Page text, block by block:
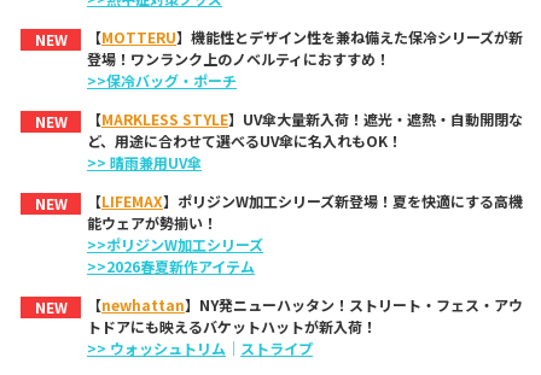
NEW
【MOTTERU】機能性とデザイン性を兼ね備えた保冷シリーズが新
登場！ワンランク上のノベルティにおすすめ！
>>保冷バッグ・ポーチ
NEW
【MARKLESS STYLE】UV傘大量新入荷！遮光・遮熱・自動開閉な
ど、用途に合わせて選べるUV傘に名入れもOK！
>> 晴雨兼用UV傘
NEW
【LIFEMAX】ポリジンW加工シリーズ新登場！夏を快適にする高機
能ウェアが勢揃い！
>>ポリジンW加工シリーズ
>>2026春夏新作アイテム
NEW
【newhattan】NY発ニューハッタン！ストリート・フェス・アウ
トドアにも映えるバケットハットが新入荷！
>> ウォッシュトリム ｜ ストライプ